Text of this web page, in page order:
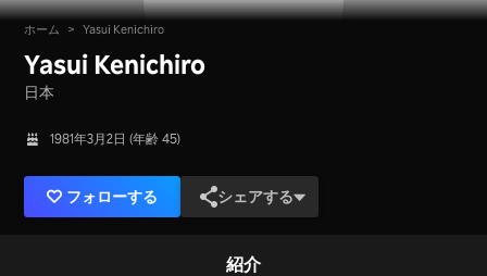
ホーム > Yasui Kenichiro
Yasui Kenichiro
日本
1981年3月2日 (年齢 45)
フォローする シェアする
紹介